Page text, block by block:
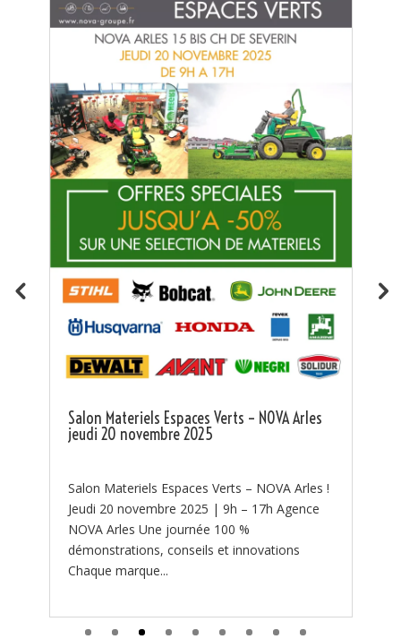
Kit protection incendie groupe incendie
Tsurumi
🔥 NOUVEAUTÉ – Kit de Protection Incendie
Tsurumi disponible chez NOVA ! 🔥 🔥 La lutte
bonne préparation. 🔥 Chaque été, les...
Search